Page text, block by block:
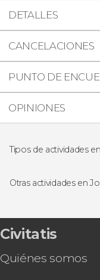
DETALLES
CANCELACIONES
PUNTO DE
OPINIONES
Tipos de actividades
Excursiones de
Otras actividades en
Thar
Clase de cocina
Tour
Civitatis
Quiénes somos